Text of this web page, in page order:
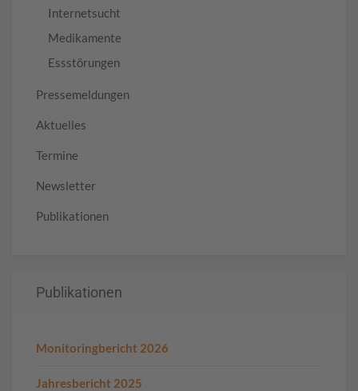
Internetsucht
Medikamente
Essstörungen
Pressemeldungen
Aktuelles
Termine
Newsletter
Publikationen
Publikationen
Monitoringbericht 2026
Jahresbericht 2025